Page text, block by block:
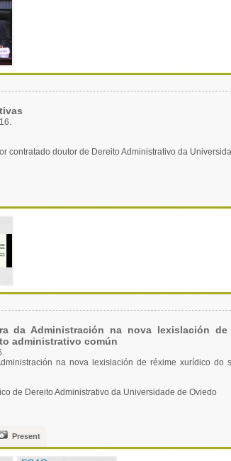
contratado doutor de Dereito Administrativo da
da Administración na nova lexislación
administrativo común
na nova lexislación de réxime xurídico do
de Dereito Administrativo da Universidade de Oviedo
Present